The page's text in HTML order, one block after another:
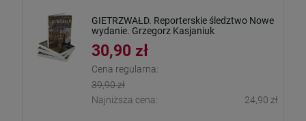
GIETRZWAŁD. Reporterskie śledztwo Nowe
wydanie. Grzegorz Kasjaniuk
30,90 zł
Cena regularna:
39,90 zł
Najniższa cena:
24,90 zł